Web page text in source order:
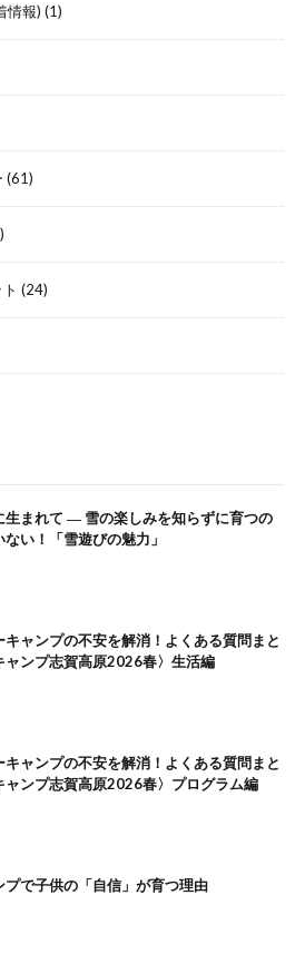
情報) (1)
(61)
(24)
生まれて ― 雪の楽しみを知らずに育つの
い！「雪遊びの魅力」
キャンプの不安を解消！よくある質問まと
ャンプ志賀高原2026春〉生活編
キャンプの不安を解消！よくある質問まと
ャンプ志賀高原2026春〉プログラム編
プで子供の「自信」が育つ理由